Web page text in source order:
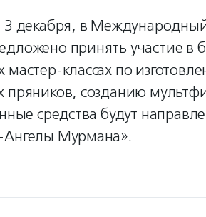
3 декабря, в
принять участие в
классах по
пряников, созданию
средства будут
Ангелы Мурмана».